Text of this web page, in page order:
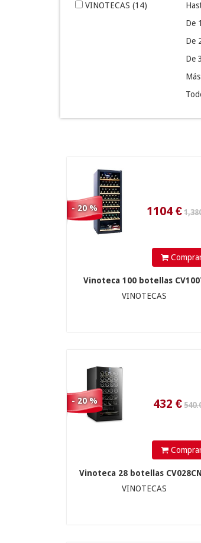
VINOTECAS (14)
De
De
De
- 20 %
Vinoteca 100 botellas
VINOTECAS
- 20 %
540.00 €
Vinoteca 28 botellas
VINOTECAS